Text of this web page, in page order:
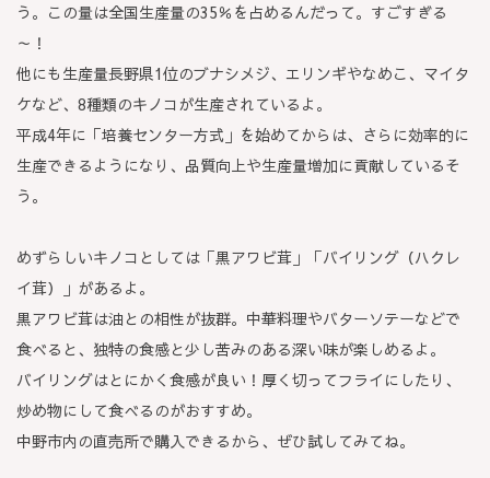
う。この量は全国生産量の35％を占めるんだって。すごすぎる
～！
他にも生産量長野県1位のブナシメジ、エリンギやなめこ、マイタ
ケなど、8種類のキノコが生産されているよ。
平成4年に「培養センター方式」を始めてからは、さらに効率的に
生産できるようになり、品質向上や生産量増加に貢献しているそ
う。
めずらしいキノコとしては「黒アワビ茸」「バイリング（ハクレ
イ茸）」があるよ。
黒アワビ茸は油との相性が抜群。中華料理やバターソテーなどで
食べると、独特の食感と少し苦みのある深い味が楽しめるよ。
バイリングはとにかく食感が良い！厚く切ってフライにしたり、
炒め物にして食べるのがおすすめ。
中野市内の直売所で購入できるから、ぜひ試してみてね。